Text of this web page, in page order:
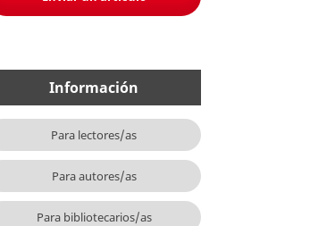
Información
Para lectores/as
Para autores/as
Para bibliotecarios/as